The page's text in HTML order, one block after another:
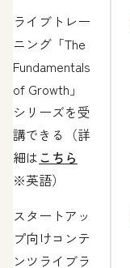
ライブトレー
ニング「The
Fundamentals
of Growth」
シリーズを受
講できる（詳
細は こちら
※英語）
スタートアッ
プ向けコンテ
ンツライブラ